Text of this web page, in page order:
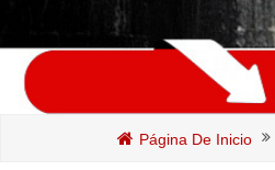
Página De Inicio